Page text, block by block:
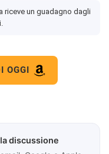
riceve un guadagno dagli
OGGI
discussione